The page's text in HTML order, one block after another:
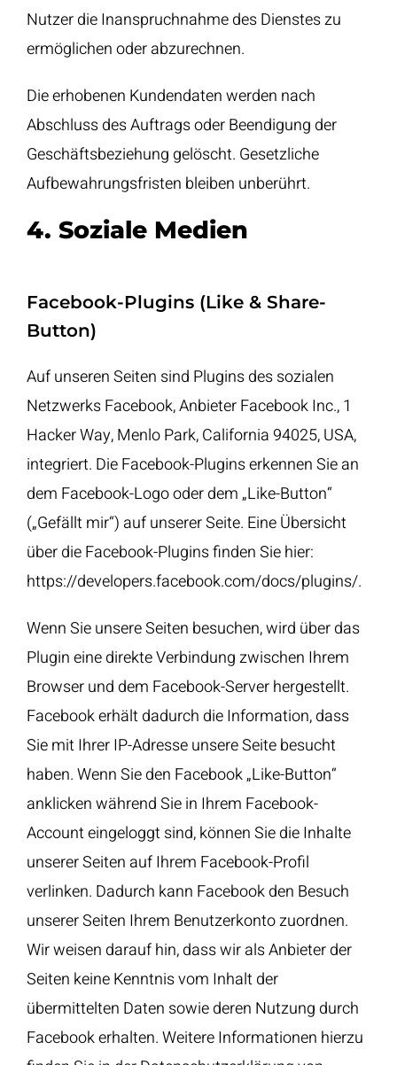
Nutzer die Inanspruchnahme des Dienstes zu
ermöglichen oder abzurechnen.
Die erhobenen Kundendaten werden nach
Abschluss des Auftrags oder Beendigung der
Geschäftsbeziehung gelöscht. Gesetzliche
Aufbewahrungsfristen bleiben unberührt.
4. Soziale Medien
Facebook-Plugins (Like & Share-
Button)
Auf unseren Seiten sind Plugins des sozialen
Netzwerks Facebook, Anbieter Facebook Inc., 1
Hacker Way, Menlo Park, California 94025, USA,
integriert. Die Facebook-Plugins erkennen Sie an
dem Facebook-Logo oder dem „Like-Button“
(„Gefällt mir“) auf unserer Seite. Eine Übersicht
über die Facebook-Plugins finden Sie hier:
https://developers.facebook.com/docs/plugins/.
Wenn Sie unsere Seiten besuchen, wird über das
Plugin eine direkte Verbindung zwischen Ihrem
Browser und dem Facebook-Server hergestellt.
Facebook erhält dadurch die Information, dass
Sie mit Ihrer IP-Adresse unsere Seite besucht
haben. Wenn Sie den Facebook „Like-Button“
anklicken während Sie in Ihrem Facebook-
Account eingeloggt sind, können Sie die Inhalte
unserer Seiten auf Ihrem Facebook-Profil
verlinken. Dadurch kann Facebook den Besuch
unserer Seiten Ihrem Benutzerkonto zuordnen.
Wir weisen darauf hin, dass wir als Anbieter der
Seiten keine Kenntnis vom Inhalt der
übermittelten Daten sowie deren Nutzung durch
Facebook erhalten. Weitere Informationen hierzu